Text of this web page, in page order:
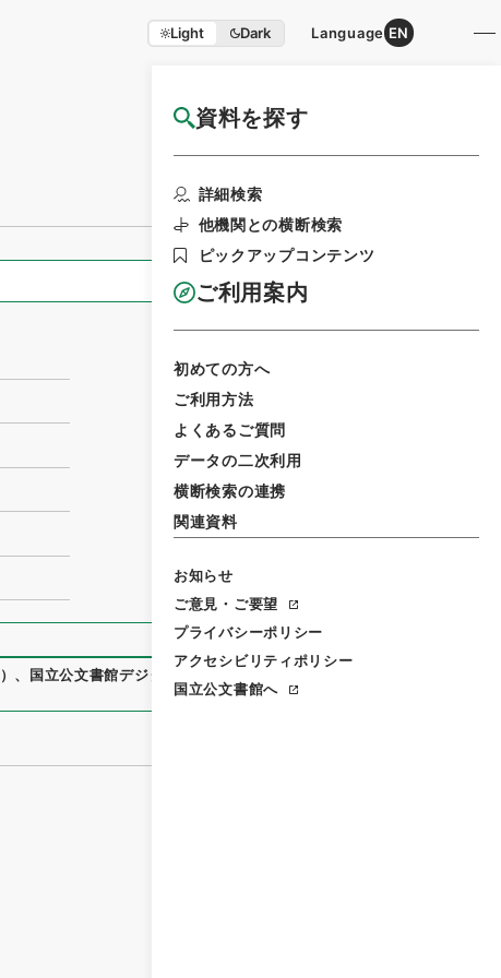
Light Dark Language EN
資料を探す
詳細検索
他機関との横断検索
ピックアップコンテンツ
ご利用案内
初めての方へ
ご利用方法
よくあるご質問
データの二次利用
横断検索の連携
関連資料
お知らせ
ご意見・ご要望
プライバシーポリシー
アクセシビリティポリシー
国立公文書館へ
国立公文書館HP利用案内
全ての情報
） 、 国立公文書館デジタルアーカイブ